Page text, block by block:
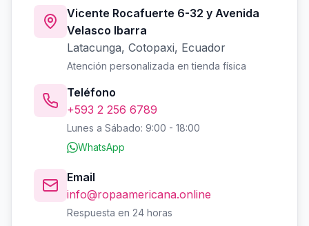
Vicente Rocafuerte 6-32 y Avenida
Velasco Ibarra
Latacunga, Cotopaxi, Ecuador
Atención personalizada en tienda física
Teléfono
+593 2 256 6789
Lunes a Sábado: 9:00 - 18:00
WhatsApp
Email
info@ropaamericana.online
Respuesta en 24 horas